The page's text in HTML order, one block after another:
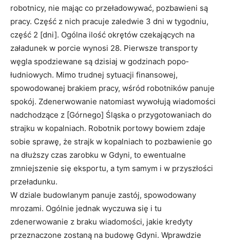
robotnicy, nie mając co przeładowy­wać, pozbawieni są
pracy. Część z nich pracuje zaledwie 3 dni w tygodniu,
część 2 [dni]. Ogólna ilość okrętów czekających na
załadunek w porcie wynosi 28. Pierwsze transporty
węgla spodziewane są dzisiaj w godzinach popo­
łudniowych. Mimo trudnej sytuacji finansowej,
spowodowanej brakiem pracy, wśród robotników panuje
spokój. Zdenerwowanie natomiast wywołują wiadomości
nadchodzące z [Górnego] Śląska o przygotowaniach do
strajku w kopalniach. Robotnik portowy bowiem zdaje
sobie sprawę, że strajk w kopalniach to pozbawienie go
na dłuższy czas zarobku w Gdyni, to ewentualne
zmniejszenie się eksportu, a tym samym i w przyszłości
przeładunku.
W dziale budowlanym panuje zastój, spowodowany
mrozami. Ogólnie jednak wyczuwa się i tu
zdenerwowanie z braku wiadomości, jakie kredyty
przeznaczone zostaną na budowę Gdyni. Wprawdzie